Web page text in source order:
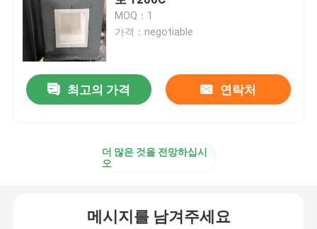
메시 벨트 노
박스 형상 노
MOQ：1
가격：negotiable
최고의 가격 연락처
더 많은 것을 전망하십시
오
메시지를 남겨주세요